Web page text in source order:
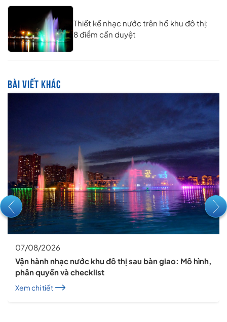
Thiết kế nhạc nước trên hồ khu đô thị:
8 điểm cần duyệt
BÀI VIẾT KHÁC
07/08/2026
Vận hành nhạc nước khu đô thị sau bàn giao: Mô hình,
phân quyền và checklist
Xem chi tiết